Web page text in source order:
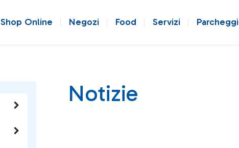
Shop Online Negozi Food Servizi Parcheggi
Notizie